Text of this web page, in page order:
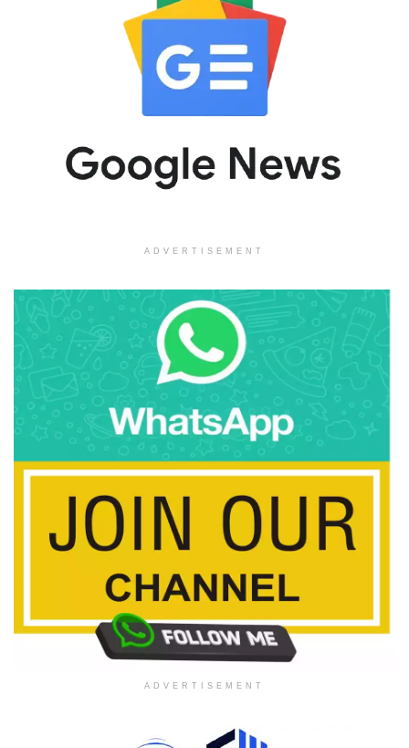
ADVERTISEMENT
ADVERTISEMENT